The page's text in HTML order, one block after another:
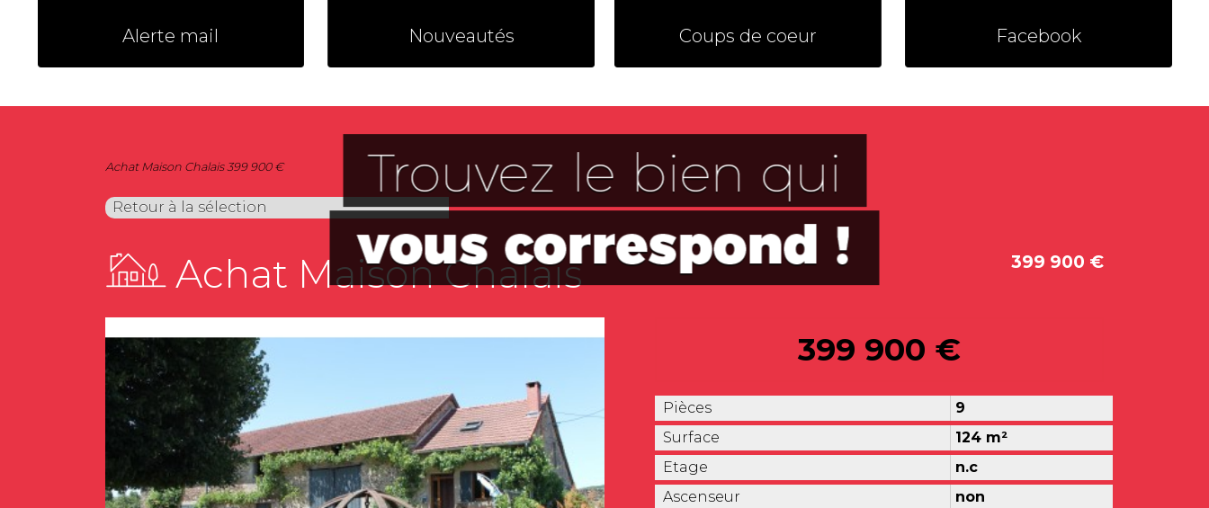
Alerte mail Nouveautés Coups de coeur Facebook
Achat Maison Chalais 399 900 €
Retour à la sélection
Achat Maison Chalais 399 900 €
399 900 €
Pièces
9
Surface
124 m²
Etage
n.c
Ascenseur
non